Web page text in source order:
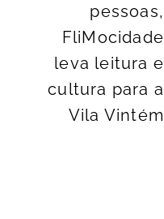
pessoas,
FliMocidade
leva leitura e
cultura para a
Vila Vintém